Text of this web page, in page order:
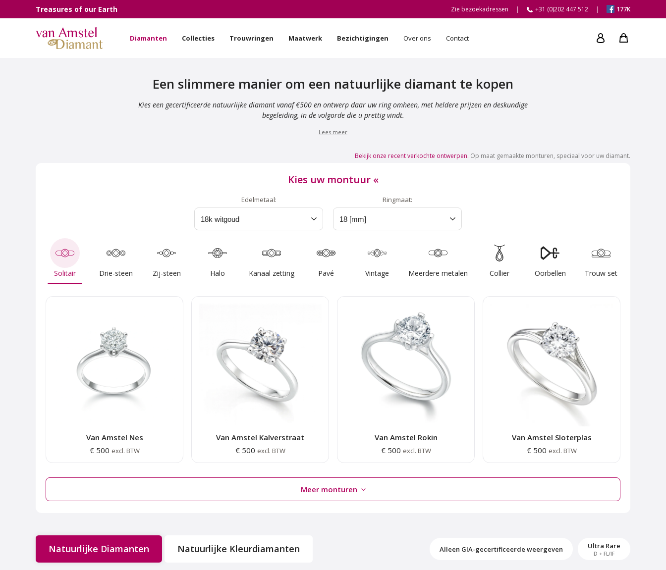
Treasures of our Earth Zie bezoekadressen +31 (0)202 447 512 177K
Diamanten Collecties Trouwringen Maatwerk Bezichtigingen Over ons Contact
Een slimmere manier om een natuurlijke diamant te kopen
Kies een gecertificeerde natuurlijke diamant vanaf €500 en ontwerp daar uw ring omheen, met heldere prijzen en deskundige
begeleiding, in de volgorde die u prettig vindt.
Lees meer
Bekijk onze recent verkochte ontwerpen. Op maat gemaakte monturen, speciaal voor uw diamant.
Kies uw montuur «
Edelmetaal: Ringmaat:
Solitair Drie-steen Zij-steen Halo Kanaal zetting Pavé Vintage Meerdere metalen Collier Oorbellen Trouw set
Van Amstel Nes
€ 500 excl. BTW
Van Amstel Kalverstraat
€ 500 excl. BTW
Van Amstel Rokin
€ 500 excl. BTW
Van Amstel Sloterplas
€ 500 excl. BTW
Meer monturen
Natuurlijke Diamanten Natuurlijke Kleurdiamanten Alleen GIA-gecertificeerde weergeven Ultra Rare
D + FL/IF